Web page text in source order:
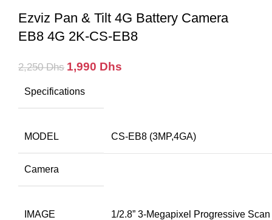
Ezviz Pan & Tilt 4G Battery Camera
EB8 4G 2K-CS-EB8
2,250Dhs Le
initial
1,990 Dhs
Specifications
MODEL CS-EB8 (3MP,4GA)
Camera
IMAGE
1/2.8” 3-Megapixel Progressive